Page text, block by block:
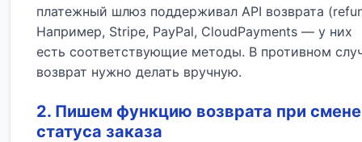
платежный шлюз поддерживал API возврата
Например, Stripe, PayPal, CloudPayments — у них
есть соответствующие методы. В противном
возврат нужно делать вручную.
2. Пишем функцию возврата при смене
статуса заказа